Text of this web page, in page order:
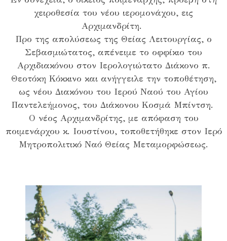
χειροθεσία του νέου ιερομονάχου, εις
Αρχιμανδρίτη.
Προ της απολύσεως της Θείας Λειτουργίας, ο
Σεβασμιώτατος, απένειμε το οφφίκιο του
Αρχιδιακόνου στον Ιερολογιώτατο Διάκονο π.
Θεοτόκη Κόκκινο και ανήγγειλε την τοποθέτηση,
ως νέου Διακόνου του Ιερού Ναού του Αγίου
Παντελεήμονος, του Διάκονου Κοσμά Μπίντση.
Ο νέος Αρχιμανδρίτης, με απόφαση του
ποιμενάρχου κ. Ιουστίνου, τοποθετήθηκε στον Ιερό
Μητροπολιτικό Ναό Θείας Μεταμορφώσεως.